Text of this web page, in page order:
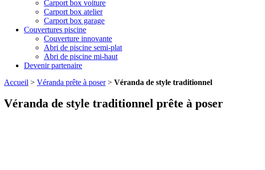
Carport box voiture
Carport box atelier
Carport box garage
Couvertures piscine
Couverture innovante
Abri de piscine semi-plat
Abri de piscine mi-haut
Devenir partenaire
Accueil > Véranda prête à poser> Véranda de style traditionnel
Véranda de style traditionnel prête à poser